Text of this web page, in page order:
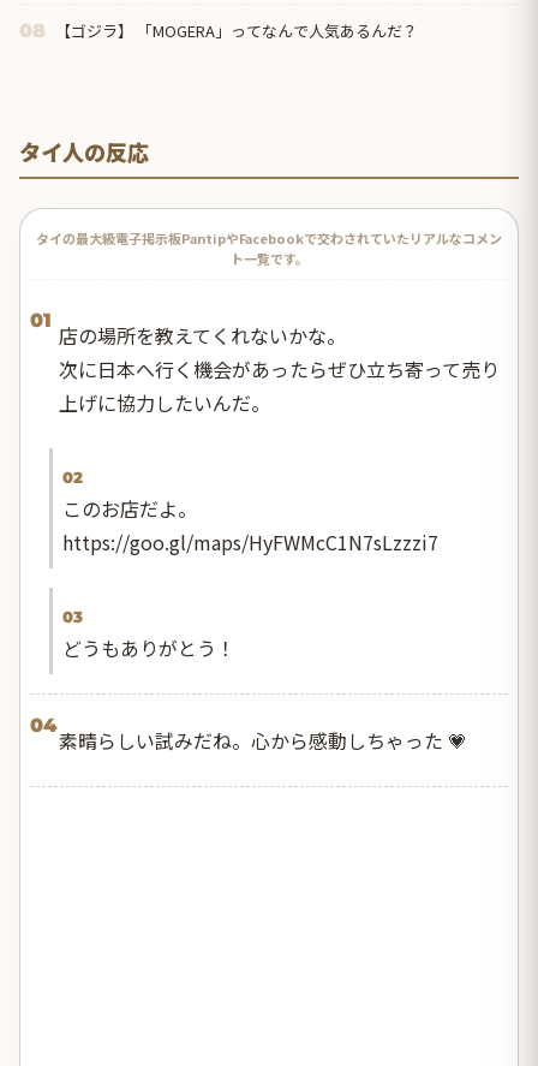
08 【ゴジラ】 「MOGERA」ってなんで人気あるんだ？
タイ人の反応
タイの最大級電子掲示板PantipやFacebookで交わされていたリアルなコメン
ト一覧です。
01
店の場所を教えてくれないかな。
次に日本へ行く機会があったらぜひ立ち寄って売り
上げに協力したいんだ。
02
このお店だよ。
https://goo.gl/maps/HyFWMcC1N7sLzzzi7
03
どうもありがとう！
04
素晴らしい試みだね。心から感動しちゃった 💗